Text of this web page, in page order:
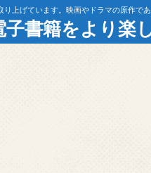
上げています。映画やドラマの原作で
子書籍をより楽